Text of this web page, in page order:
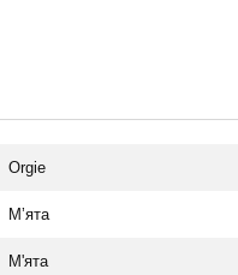
Orgie
Мʼята
М'ята